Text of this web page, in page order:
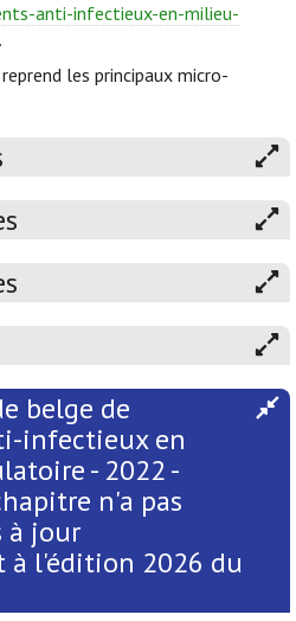
anti-infectieux-en-milieu-
.
les principaux micro-
belge de
infectieux en
- 2022 -
n'a pas
à jour
à l'édition 2026 du